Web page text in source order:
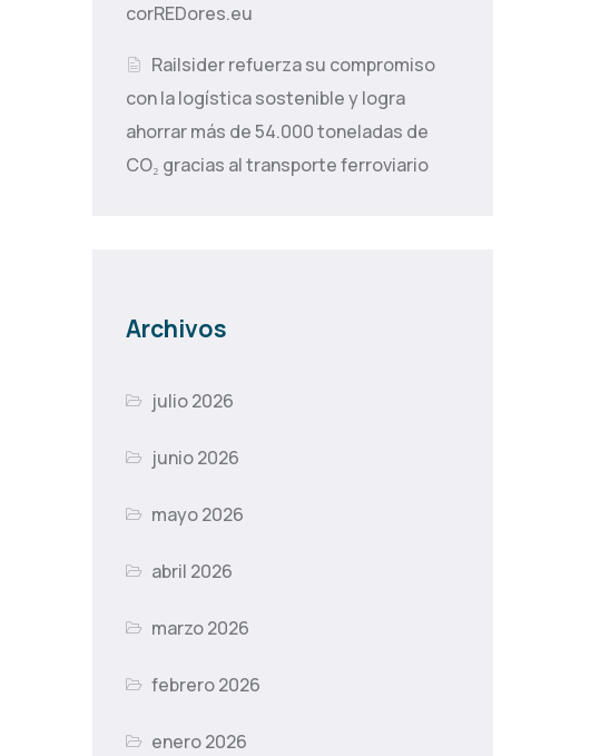
corREDores.eu
Railsider refuerza su compromiso
con la logística sostenible y logra
ahorrar más de 54.000 toneladas de
CO₂ gracias al transporte ferroviario
Archivos
julio 2026
junio 2026
mayo 2026
abril 2026
marzo 2026
febrero 2026
enero 2026